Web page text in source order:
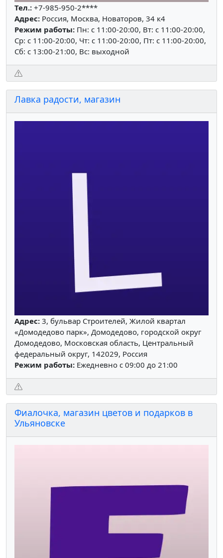
Тел.: +7-985-950-2****
Адрес: Россия, Москва, Новаторов, 34 к4
Режим работы: Пн: c 11:00-20:00, Вт: c 11:00-20:00,
Ср: c 11:00-20:00, Чт: c 11:00-20:00, Пт: c 11:00-20:00,
Сб: c 13:00-21:00, Вс: выходной
Лавка радости, магазин
Адрес: 3, бульвар Строителей, Жилой квартал
«Домодедово парк», Домодедово, городской округ
Домодедово, Московская область, Центральный
федеральный округ, 142029, Россия
Режим работы: Ежедневно с 09:00 до 21:00
Фиалочка, магазин цветов и подарков в
Ульяновске